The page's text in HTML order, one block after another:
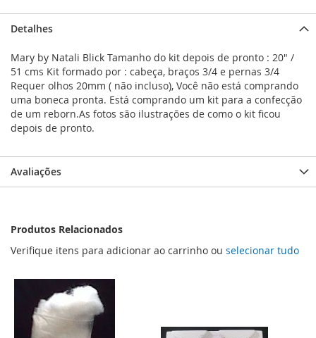
Detalhes
Mary by Natali Blick Tamanho do kit depois de pronto : 20" /
51 cms Kit formado por : cabeça, braços 3/4 e pernas 3/4
Requer olhos 20mm ( não incluso), Você não está comprando
uma boneca pronta. Está comprando um kit para a confecção
de um reborn.As fotos são ilustrações de como o kit ficou
depois de pronto.
Avaliações
Produtos Relacionados
Verifique itens para adicionar ao carrinho ou selecionar tudo